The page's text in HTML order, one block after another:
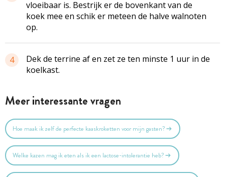
vloeibaar is. Bestrijk er de bovenkant van de
koek mee en schik er meteen de halve walnoten
op.
4
Dek de terrine af en zet ze ten minste 1 uur in de
koelkast.
Meer interessante vragen
Hoe maak ik zelf de perfecte kaaskroketten voor mijn gasten?
Welke kazen mag ik eten als ik een lactose-intolerantie heb?